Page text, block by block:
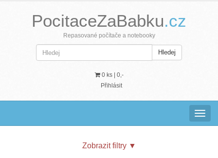
PocitaceZaBabku.cz
Repasované počítače a notebooky
Hledej
0 ks | 0,-
Přihlásit
Zobrazit filtry ▼